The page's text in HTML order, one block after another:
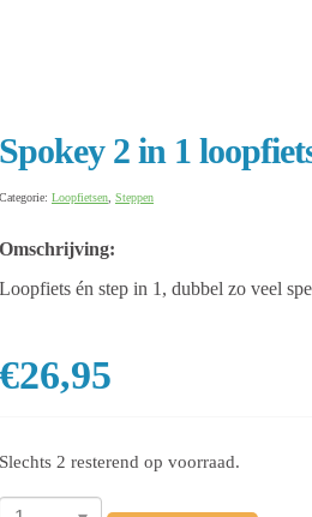
Spokey 2 in 1
Categorie: Loopfietsen Steppen
Omschrijving:
Loopfiets én step in 1, dubbel zo veel
€26,95
Slechts 2 resterend op voorraad.